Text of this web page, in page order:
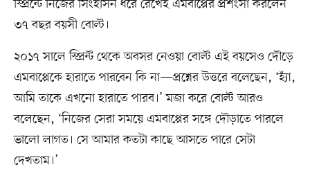
স্প্রিন্টে নিজের সিংহাসন ধরে রেখেই এমবাপ্পের প্রশংসা করলেন
৩৭ বছর বয়সী বোল্ট।
২০১৭ সালে স্প্রিন্ট থেকে অবসর নেওয়া বোল্ট এই বয়সেও দৌড়ে
এমবাপ্পেকে হারাতে পারবেন কি না—প্রশ্নের উত্তরে বলেছেন, ‘হ্যাঁ,
আমি তাকে এখনো হারাতে পারব।’ মজা করে বোল্ট আরও
বলেছেন, ‘নিজের সেরা সময়ে এমবাপ্পের সঙ্গে দৌড়াতে পারলে
ভালো লাগত। সে আমার কতটা কাছে আসতে পারে সেটা
দেখতাম।’